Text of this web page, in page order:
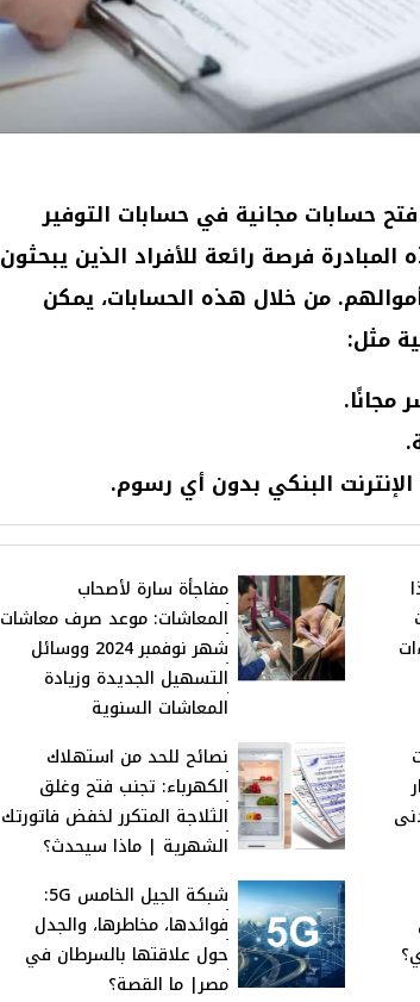
حسابات مجانية في حسابات التوفير
فرصة رائعة للأفراد الذين يبحثون
من خلال هذه الحسابات، يمكن
مثل:
مجانًا.
البنكي بدون أي رسوم.
مفاجأة سارة لأصحاب
المعاشات: موعد صرف معاشات
شهر نوفمبر 2024 ووسائل
التسهيل الجديدة وزيادة
المعاشات السنوية
نصائح للحد من استهلاك
الكهرباء: تجنب فتح وغلق
الثلاجة المتكرر لخفض فاتورتك
الشهرية | ماذا سيحدث؟
شبكة الجيل الخامس 5G:
فوائدها، مخاطرها، والجدل
حول علاقتها بالسرطان في
مصر| ما القصة؟